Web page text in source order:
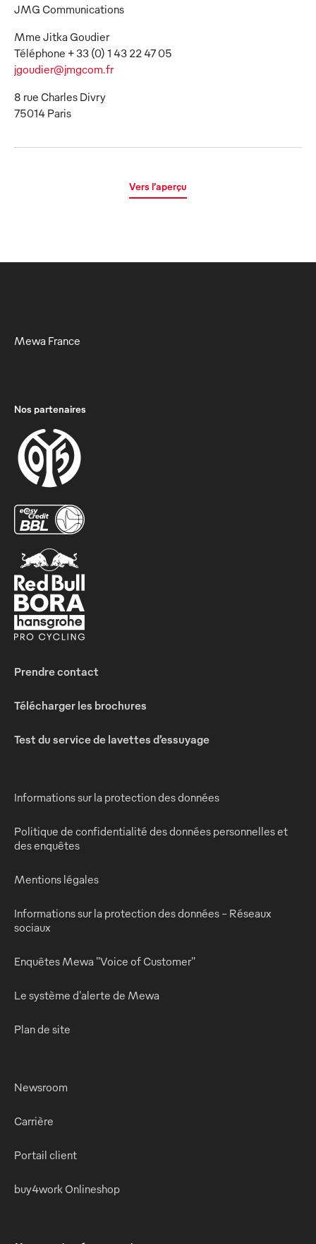
JMG Communications
Mme Jitka Goudier
jgoudier@jmgcom.fr
8 rue Charles Divry
75014 Paris
Vers l’aperçu
Mewa France
Nos partenaires
Prendre contact
Télécharger les brochures
Test du service de lavettes d’essuyage
Informations sur la protection des données
Politique de confidentialité des données personnelles et
des enquêtes
Mentions légales
Informations sur la protection des données - Réseaux
sociaux
Enquêtes Mewa "Voice of Customer"
Le système d'alerte de Mewa
Plan de site
Newsroom
Carrière
Portail client
buy4work Onlineshop